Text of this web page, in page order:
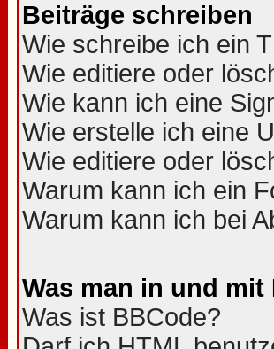
Beiträge schreiben
Wie schreibe ich ein
Wie editiere oder
Wie kann ich eine
Wie erstelle ich eine
Wie editiere oder
Warum kann ich ein
Warum kann ich bei
Was man in und
Was ist BBCode?